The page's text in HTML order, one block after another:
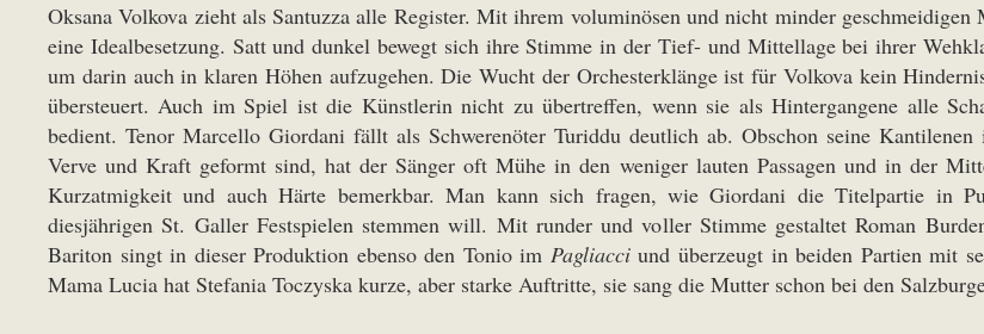
Oksana Volkova zieht als Santuzza alle Register. Mit ihrem voluminösen und nicht minder geschmeidigen
eine Idealbesetzung. Satt und dunkel bewegt sich ihre Stimme in der Tief- und Mittellage bei ihrer
um darin auch in klaren Höhen aufzugehen. Die Wucht der Orchesterklänge ist für Volkova kein
übersteuert. Auch im Spiel ist die Künstlerin nicht zu übertreffen, wenn sie als Hintergangene alle
bedient. Tenor Marcello Giordani fällt als Schwerenöter Turiddu deutlich ab. Obschon seine
Verve und Kraft geformt sind, hat der Sänger oft Mühe in den weniger lauten Passagen und in der
Kurzatmigkeit und auch Härte bemerkbar. Man kann sich fragen, wie Giordani die Titelpartie in
diesjährigen St. Galler Festspielen stemmen will. Mit runder und voller Stimme gestaltet Roman
Bariton singt in dieser Produktion ebenso den Tonio im Pagliacciund überzeugt in beiden Partien mit
Mama Lucia hat Stefania Toczyska kurze, aber starke Auftritte, sie sang die Mutter schon bei den